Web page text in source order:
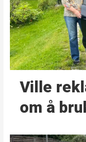
Ville
om å